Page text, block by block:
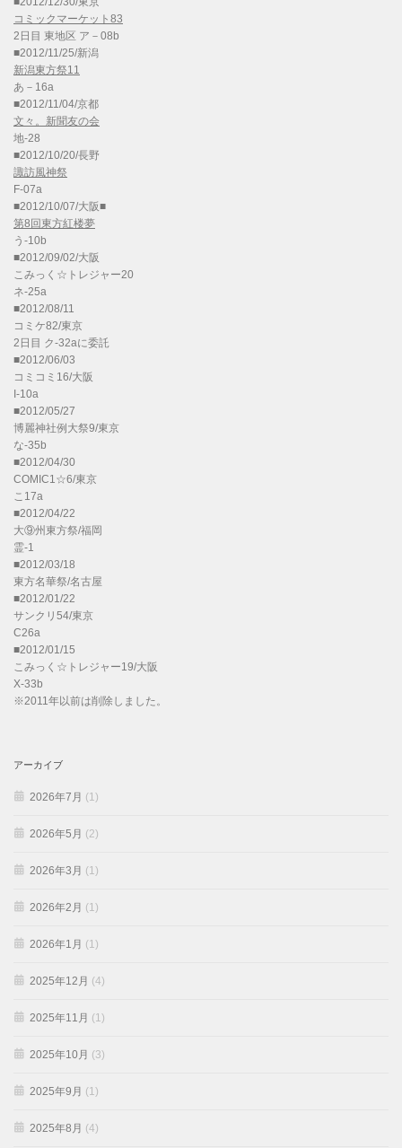
コミックマーケット83
2日目 東地区 ア－08b
■2012/11/25/新潟
新潟東方祭11
あ－16a
■2012/11/04/京都
文々。新聞友の会
地-28
■2012/10/20/長野
諏訪風神祭
F-07a
■2012/10/07/大阪■
第8回東方紅楼夢
う-10b
■2012/09/02/大阪
こみっく☆トレジャー20
ネ-25a
■2012/08/11
コミケ82/東京
2日目 ク-32aに委託
■2012/06/03
コミコミ16/大阪
I-10a
■2012/05/27
博麗神社例大祭9/東京
な-35b
■2012/04/30
COMIC1☆6/東京
こ17a
■2012/04/22
大⑨州東方祭/福岡
霊-1
■2012/03/18
東方名華祭/名古屋
■2012/01/22
サンクリ54/東京
C26a
■2012/01/15
こみっく☆トレジャー19/大阪
X-33b
※2011年以前は削除しました。
アーカイブ
2026年7月 (1)
2026年5月 (2)
2026年3月 (1)
2026年2月 (1)
2026年1月 (1)
2025年12月 (4)
2025年11月 (1)
2025年10月 (3)
2025年9月 (1)
2025年8月 (4)